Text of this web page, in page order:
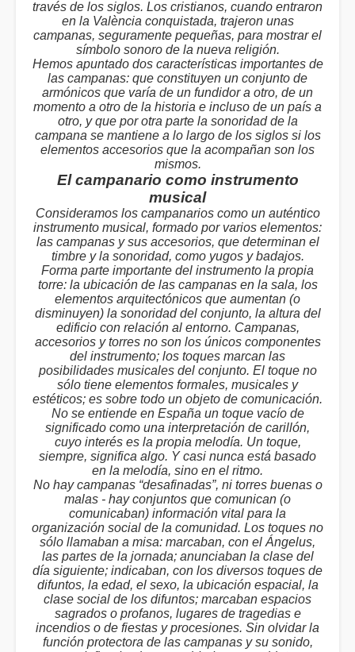
través de los siglos. Los cristianos, cuando entraron
en la València conquistada, trajeron unas
campanas, seguramente pequeñas, para mostrar el
símbolo sonoro de la nueva religión.
Hemos apuntado dos características importantes de
las campanas: que constituyen un conjunto de
armónicos que varía de un fundidor a otro, de un
momento a otro de la historia e incluso de un país a
otro, y que por otra parte la sonoridad de la
campana se mantiene a lo largo de los siglos si los
elementos accesorios que la acompañan son los
mismos.
El campanario como instrumento
musical
Consideramos los campanarios como un auténtico
instrumento musical, formado por varios elementos:
las campanas y sus accesorios, que determinan el
timbre y la sonoridad, como yugos y badajos.
Forma parte importante del instrumento la propia
torre: la ubicación de las campanas en la sala, los
elementos arquitectónicos que aumentan (o
disminuyen) la sonoridad del conjunto, la altura del
edificio con relación al entorno. Campanas,
accesorios y torres no son los únicos componentes
del instrumento; los toques marcan las
posibilidades musicales del conjunto. El toque no
sólo tiene elementos formales, musicales y
estéticos; es sobre todo un objeto de comunicación.
No se entiende en España un toque vacío de
significado como una interpretación de carillón,
cuyo interés es la propia melodía. Un toque,
siempre, significa algo. Y casi nunca está basado
en la melodía, sino en el ritmo.
No hay campanas “desafinadas”, ni torres buenas o
malas - hay conjuntos que comunican (o
comunicaban) información vital para la
organización social de la comunidad. Los toques no
sólo llamaban a misa: marcaban, con el Ángelus,
las partes de la jornada; anunciaban la clase del
día siguiente; indicaban, con los diversos toques de
difuntos, la edad, el sexo, la ubicación espacial, la
clase social de los difuntos; marcaban espacios
sagrados o profanos, lugares de tragedias e
incendios o de fiestas y procesiones. Sin olvidar la
función protectora de las campanas y su sonido,